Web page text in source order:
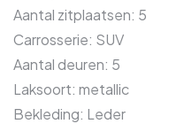
Aantal zitplaatsen: 5
Carrosserie: SUV
Aantal deuren: 5
Laksoort: metallic
Bekleding: Leder